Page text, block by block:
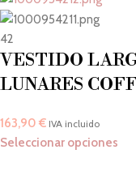
42
VESTIDO
LUNARES
163,90 € IVA incluido
Seleccionar opciones